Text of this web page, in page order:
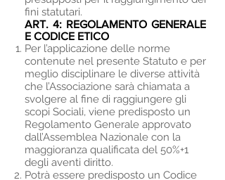
fini statutari.
ART. 4: REGOLAMENTO GENERALE
E CODICE ETICO
Per l’applicazione delle norme
contenute nel presente Statuto e per
meglio disciplinare le diverse attività
che l’Associazione sarà chiamata a
svolgere al fine di raggiungere gli
scopi Sociali, viene predisposto un
Regolamento Generale approvato
dall’Assemblea Nazionale con la
maggioranza qualificata del 50%+1
degli aventi diritto.
Potrà essere predisposto un Codice